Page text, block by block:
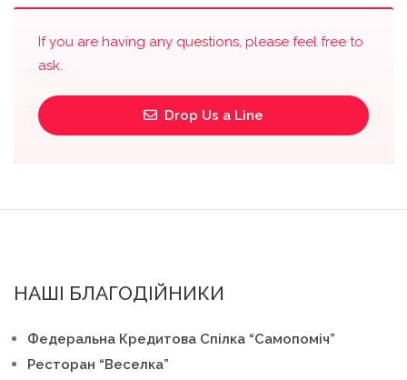
If you are having any questions, please feel free to
ask.
Drop Us a Line
НАШІ БЛАГОДІЙНИКИ
Федеральна Кредитова Спілка “Самопоміч”
Ресторан “Веселка”